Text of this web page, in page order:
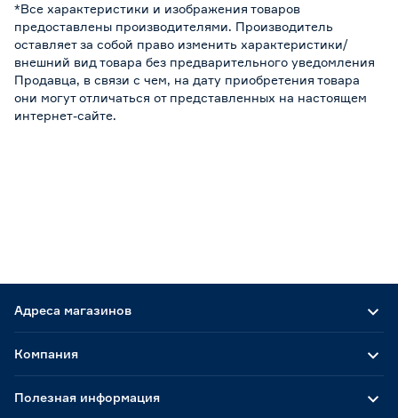
*Все характеристики и изображения товаров
предоставлены производителями. Производитель
оставляет за собой право изменить характеристики/
внешний вид товара без предварительного уведомления
Продавца, в связи с чем, на дату приобретения товара
они могут отличаться от представленных на настоящем
интернет-сайте.
Адреса магазинов
Компания
Полезная информация